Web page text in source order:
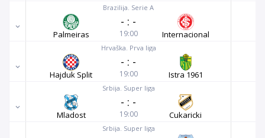
Brazilija. Serie A
Palmeiras
- : -
19:00 Internacional
Hrvaška. Prva liga
Hajduk Split
- : -
19:00 Istra 1961
Srbija. Super liga
Mladost
- : -
19:00 Cukaricki
Srbija. Super liga